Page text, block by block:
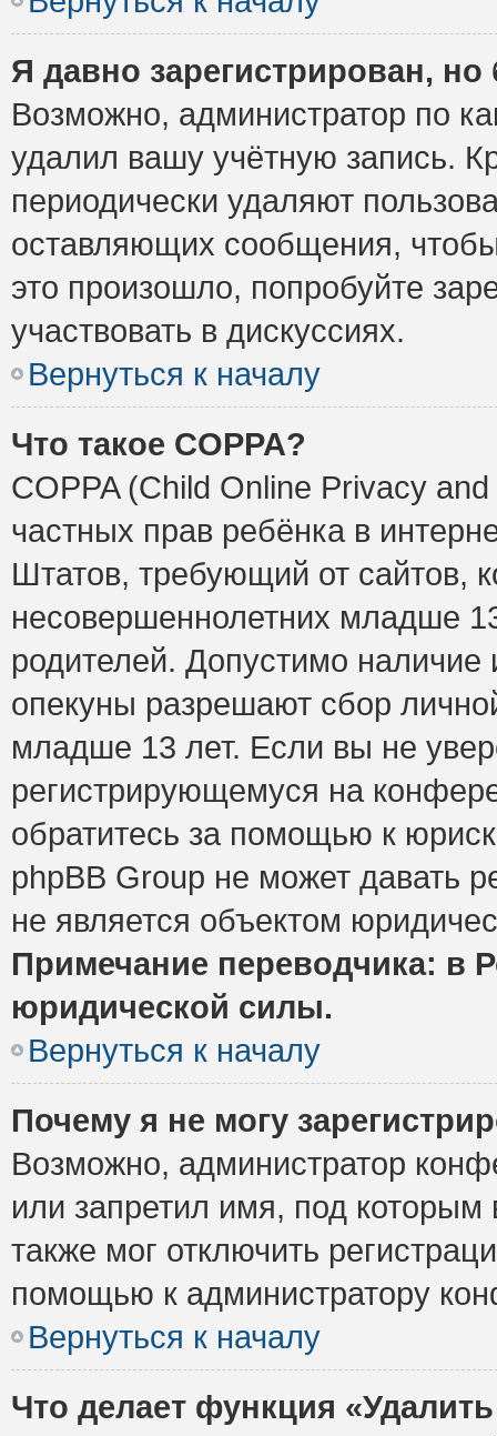
Я давно зарегистрирован,
Возможно, администратор по
удалил вашу учётную запись.
периодически удаляют
оставляющих сообщения,
это произошло, попробуйте
участвовать в дискуссиях.
Вернуться к началу
Что такое COPPA?
COPPA (Child Online Privacy
частных прав ребёнка в
Штатов, требующий от сайтов,
несовершеннолетних младше
родителей. Допустимо наличие
опекуны разрешают сбор
младше 13 лет. Если вы не
регистрирующемуся на
обратитесь за помощью к
phpBB Group не может давать
не является объектом
Примечание переводчика: в
юридической силы.
Вернуться к началу
Почему я не могу
Возможно, администратор
или запретил имя, под которым
также мог отключить
помощью к администратору
Вернуться к началу
Что делает функция